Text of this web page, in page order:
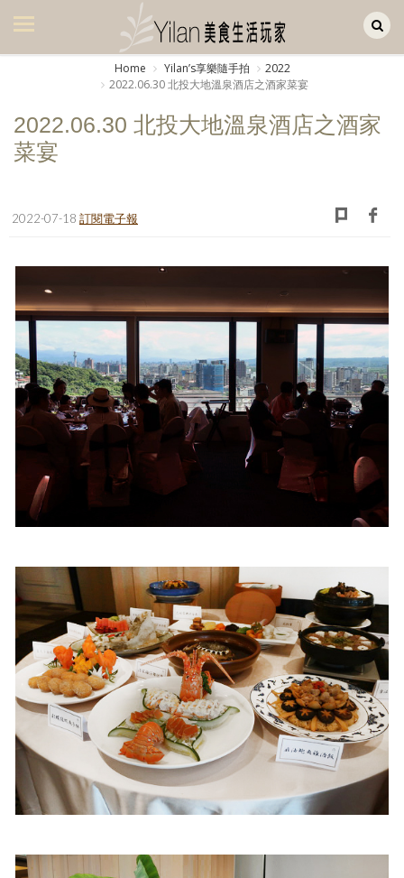
美食集
廚房集
旅遊集
日記簿
餐桌週記
享樂隨手拍
照相簿
創意出版服務
關於Yilan
個人著作
活動實況記錄
媒體報導一覽
合作與代言
訂閱電子報
Home Yilanʼs享樂隨手拍
2022
2022.06.30 北投大地溫泉酒店之酒家菜宴
2022.06.30 北投大地溫泉酒店之酒家
菜宴
2022-07-18 訂閱電子報